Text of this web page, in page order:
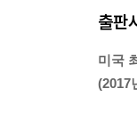
살지
한 결
---
출판
미국
(2017